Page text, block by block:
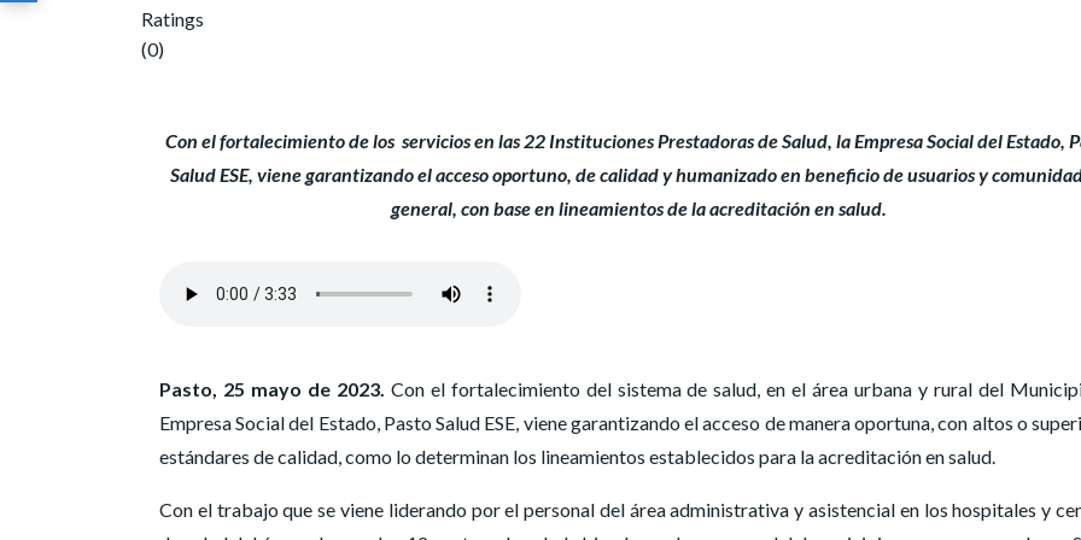
Ratings
(0)
Con el fortalecimiento de los servicios en las 22 Instituciones Prestadoras de Salud, la Empresa Social del Estado,
Salud ESE, viene garantizando el acceso oportuno, de calidad y humanizado en beneficio de usuarios y
general, con base en lineamientos de la acreditación en salud.
Pasto, 25 mayo de 2023. Con el fortalecimiento del sistema de salud, en el área urbana y rural del
Empresa Social del Estado, Pasto Salud ESE, viene garantizando el acceso de manera oportuna, con altos o
estándares de calidad, como lo determinan los lineamientos establecidos para la acreditación en salud.
Con el trabajo que se viene liderando por el personal del área administrativa y asistencial en los hospitales y